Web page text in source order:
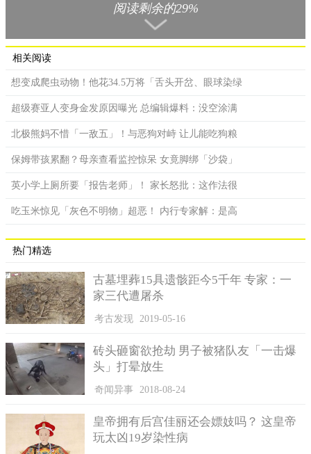
至于抱错婴儿案中另位当事人，根据院方保存过去的病历，
虽然无法确定是谁，但可能人士的范围已缩小。
但是，院方指出，从新生儿出院至今已约50年，被抱错的另
下调查，对另位当事人及双亲是否适当，过去曾慎重思考。
根据专家意见，如果经过50年以上通知另位当事人是当年被
抱错的婴儿之一，考量可能会打乱另位当事人现在平稳的生活，
不过，声明指出，如果看了媒体报导，另位当事人或是家人
到院询问的话，他们会抱持最大诚意妥适应对。
院方对发生这样的事，向受影响的相关人士表达由衷歉意；
日本放送协会（NHK）报导，过去也曾发生抱错婴儿的案
2013年时，当时住在东京都江户川区的男性，1953年出生时
在医院被抱错，被迫过别人的人生，他提告当年的医院，法院认
定医院有疏失，判决医院须赔偿。
2006年时，当时住在东京都内的男性和双亲，认为产科医院
抱错婴儿并提告，产科医院承认疏失。
另外，根据1973年发行的日本法医学会刊物指出，光是从
阅读剩余的29%
相关阅读
想变成爬虫动物！他花34.5万将「舌头开岔、眼球染绿
超级赛亚人变身金发原因曝光 总编辑爆料：没空涂满
北极熊妈不惜「一敌五」！与恶狗对峙 让儿能吃狗粮
保姆带孩累翻？母亲查看监控惊呆 女竟脚绑「沙袋」
英小学上厕所要「报告老师」！ 家长怒批：这作法很
吃玉米惊见「灰色不明物」超恶！ 内行专家解：是高
热门精选
古墓埋葬15具遗骸距今5千年 专家：一
家三代遭屠杀
考古发现 2019-05-16
砖头砸窗欲抢劫 男子被猪队友「一击爆
头」打晕放生
奇闻异事 2018-08-24
皇帝拥有后宫佳丽还会嫖妓吗？ 这皇帝
玩太凶19岁染性病